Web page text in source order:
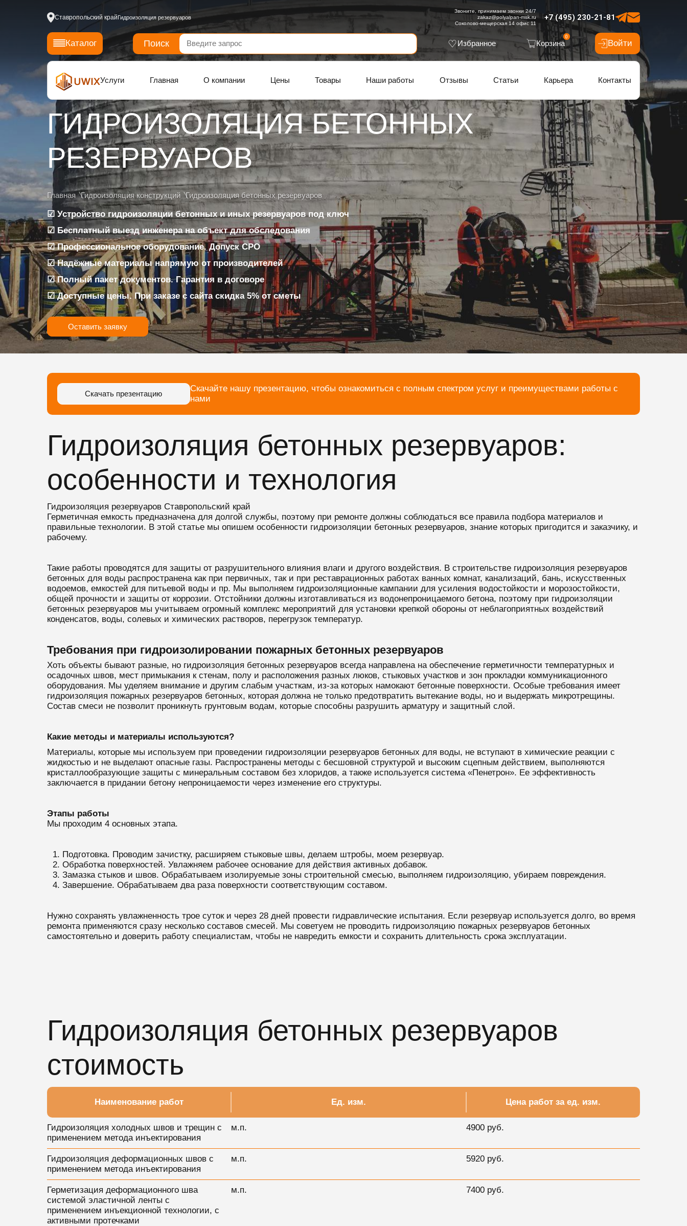
Ставропольский крайГидроизоляция резервуаров +7 (495) 230-21-81
Звоните, принимаем звонки 24/7
zakaz@polyalpan-msk.ru
Соколово-мещерская 14 офис 11
Каталог Поиск Избранное Корзина
0
Войти
Услуги Главная О компании Цены Товары Наши работы Отзывы Статьи Карьера Контакты
ГИДРОИЗОЛЯЦИЯ БЕТОННЫХ
РЕЗЕРВУАРОВ
Главная Гидроизоляция конструкций Гидроизоляция бетонных резервуаров
☑ Устройство гидроизоляции бетонных и иных резервуаров под ключ
☑ Бесплатный выезд инженера на объект для обследования
☑ Профессиональное оборудование. Допуск СРО
☑ Надёжные материалы напрямую от производителей
☑ Полный пакет документов. Гарантия в договоре
☑ Доступные цены. При заказе с сайта скидка 5% от сметы
Оставить заявку
Скачать презентацию
Скачайте нашу презентацию, чтобы ознакомиться с полным спектром услуг и преимуществами работы с
нами
Гидроизоляция бетонных резервуаров:
особенности и технология
Гидроизоляция резервуаров Ставропольский край
Герметичная емкость предназначена для долгой службы, поэтому при ремонте должны соблюдаться все правила подбора материалов и
правильные технологии. В этой статье мы опишем особенности гидроизоляции бетонных резервуаров, знание которых пригодится и заказчику, и
рабочему.
Такие работы проводятся для защиты от разрушительного влияния влаги и другого воздействия. В строительстве гидроизоляция резервуаров
бетонных для воды распространена как при первичных, так и при реставрационных работах ванных комнат, канализаций, бань, искусственных
водоемов, емкостей для питьевой воды и пр. Мы выполняем гидроизоляционные кампании для усиления водостойкости и морозостойкости,
общей прочности и защиты от коррозии. Отстойники должны изготавливаться из водонепроницаемого бетона, поэтому при гидроизоляции
бетонных резервуаров мы учитываем огромный комплекс мероприятий для установки крепкой обороны от неблагоприятных воздействий
конденсатов, воды, солевых и химических растворов, перегрузок температур.
Требования при гидроизолировании пожарных бетонных резервуаров
Хоть объекты бывают разные, но гидроизоляция бетонных резервуаров всегда направлена на обеспечение герметичности температурных и
осадочных швов, мест примыкания к стенам, полу и расположения разных люков, стыковых участков и зон прокладки коммуникационного
оборудования. Мы уделяем внимание и другим слабым участкам, из-за которых намокают бетонные поверхности. Особые требования имеет
гидроизоляция пожарных резервуаров бетонных, которая должна не только предотвратить вытекание воды, но и выдержать микротрещины.
Состав смеси не позволит проникнуть грунтовым водам, которые способны разрушить арматуру и защитный слой.
Какие методы и материалы используются?
Материалы, которые мы используем при проведении гидроизоляции резервуаров бетонных для воды, не вступают в химические реакции с
жидкостью и не выделают опасные газы. Распространены методы с бесшовной структурой и высоким сцепным действием, выполняются
кристаллообразующие защиты с минеральным составом без хлоридов, а также используется система «Пенетрон». Ее эффективность
заключается в придании бетону непроницаемости через изменение его структуры.
Этапы работы
Мы проходим 4 основных этапа.
Подготовка. Проводим зачистку, расширяем стыковые швы, делаем штробы, моем резервуар.
Обработка поверхностей. Увлажняем рабочее основание для действия активных добавок.
Замазка стыков и швов. Обрабатываем изолируемые зоны строительной смесью, выполняем гидроизоляцию, убираем повреждения.
Завершение. Обрабатываем два раза поверхности соответствующим составом.
Нужно сохранять увлажненность трое суток и через 28 дней провести гидравлические испытания. Если резервуар используется долго, во время
ремонта применяются сразу несколько составов смесей. Мы советуем не проводить гидроизоляцию пожарных резервуаров бетонных
самостоятельно и доверить работу специалистам, чтобы не навредить емкости и сохранить длительность срока эксплуатации.
Гидроизоляция бетонных резервуаров
стоимость
Наименование работ Ед. изм. Цена работ за ед. изм.
Гидроизоляция холодных швов и трещин с
применением метода инъектирования
м.п. 4900 руб.
Гидроизоляция деформационных швов с
применением метода инъектирования
м.п. 5920 руб.
Герметизация деформационного шва
системой эластичной ленты с
применением инъекционной технологии, с
активными протечками
м.п. 7400 руб.